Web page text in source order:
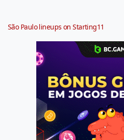
São Paulo lineups on Starting11